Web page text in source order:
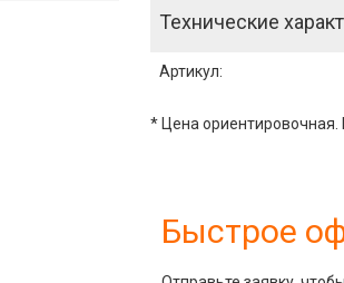
Технические
Артикул:
* Цена ориентировочная.
Быстрое